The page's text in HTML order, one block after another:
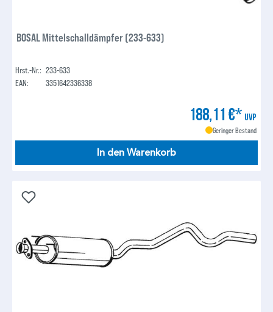
BOSAL Mittelschalldämpfer (233-633)
Hrst.-Nr.: 233-633
EAN:
3351642336338
188,11 €* UVP
Geringer Bestand
In den Warenkorb